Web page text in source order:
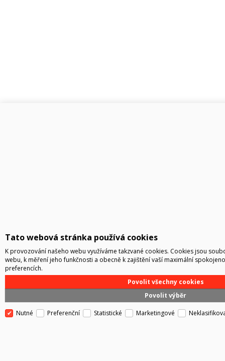
Tato webová stránka používá cookies
K provozování našeho webu využíváme takzvané cookies. Cookies jsou
webu, k měření jeho funkčnosti a obecně k zajištění vaší maximální
preferencích.
Povolit výběr
Povolit všechny cookies
Nutné Preferenční Statistické Marketingové